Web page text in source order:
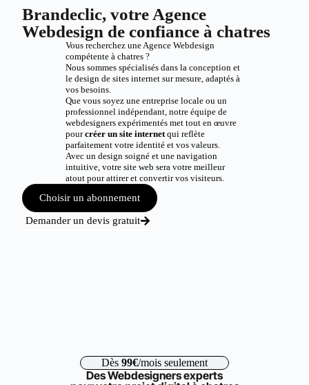
Brandeclic, votre Agence
Webdesign de confiance à chatres
Vous recherchez une Agence Webdesign
compétente à chatres ?
Nous sommes spécialisés dans la conception et
le design de sites internet sur mesure, adaptés à
vos besoins.
Que vous soyez une entreprise locale ou un
professionnel indépendant, notre équipe de
webdesigners expérimentés met tout en œuvre
pourcréer un site internetqui reflète
parfaitement votre identité et vos valeurs.
Avec un design soigné et une navigation
intuitive, votre site web sera votre meilleur
atout pour attirer et convertir vos visiteurs.
Choisir un abonnement
Demander un devis gratuit
Dès 99€/mois seulement
Des Webdesigners experts